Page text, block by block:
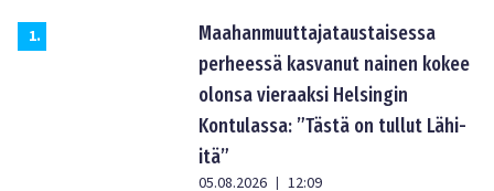
1.
Maahanmuuttajataustaisessa
perheessä kasvanut nainen kokee
olonsa vieraaksi Helsingin
Kontulassa: ”Tästä on tullut Lähi-
itä”
05.08.2026 | 12:09